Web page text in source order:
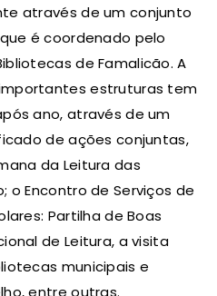
através de um conjunto
é coordenado pelo
de Famalicão. A
estruturas tem
ano, através de um
de ações conjuntas,
da Leitura das
o Encontro de Serviços de
Partilha de Boas
de Leitura, a visita
municipais e